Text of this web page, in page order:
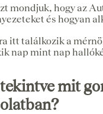
mondjuk, hogy az
és hogyan
itt találkozik a
nap mint nap
mit